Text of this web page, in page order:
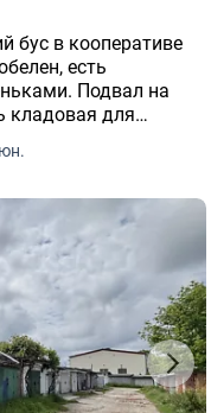
бус в кооперативе
есть
Подвал на
кладовая для